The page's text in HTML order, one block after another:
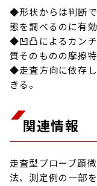
◆形状からは判断
態を調べるのに有効
◆凹凸によるカン
質そのものの摩擦
◆走査方向に依存
きる。
関連情報
走査型プローブ顕
法、測定例の一部